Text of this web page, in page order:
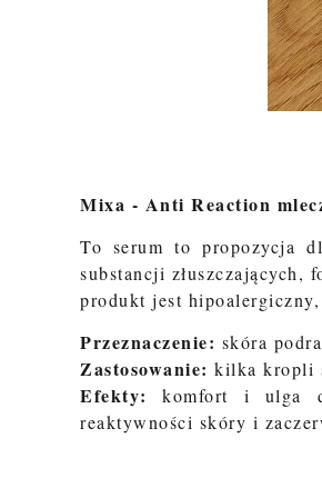
Mixa - Anti Reaction
To serum to propozycja
substancji złuszczających,
produkt jest
Przeznaczenie: skóra
Zastosowanie: kilka kropli
Efekty:
komfort i ulga
reaktywności skóry i